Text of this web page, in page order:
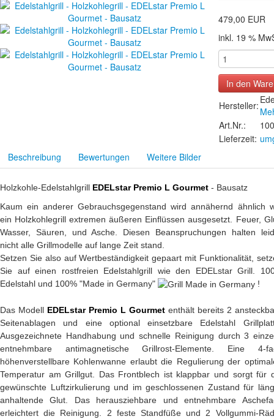
479,00 EUR
inkl. 19 %
Hersteller:
Art.Nr.:
Lieferzeit:
Beschreibung
Bewertungen Weitere Bilder
Holzkohle-Edelstahlgrill EDELstar Premio L Gourmet - Bausatz
Kaum ein anderer Gebrauchsgegenstand wird annähernd ähnlich
ein Holzkohlegrill extremen äußeren Einflüssen ausgesetzt. Feuer,
Wasser, Säuren, und Asche. Diesen Beanspruchungen halten
nicht alle Grillmodelle auf lange Zeit stand.
Setzen Sie also auf Wertbeständigkeit gepaart mit Funktionalität,
Sie auf einen rostfreien Edelstahlgrill wie den EDELstar Grill.
Edelstahl und 100% "Made in Germany"
!
Das Modell EDELstar Premio L Gourmet enthält bereits 2
Seitenablagen und eine optional einsetzbare Edelstahl
Ausgezeichnete Handhabung und schnelle Reinigung durch 3
entnehmbare antimagnetische Grillrost-Elemente. Eine 4-
höhenverstellbare Kohlenwanne erlaubt die Regulierung der
Temperatur am Grillgut. Das Frontblech ist klappbar und sorgt für
gewünschte Luftzirkulierung und im geschlossenen Zustand für
anhaltende Glut. Das herausziehbare und entnehmbare
erleichtert die Reinigung. 2 feste Standfüße und 2 Vollgummi-